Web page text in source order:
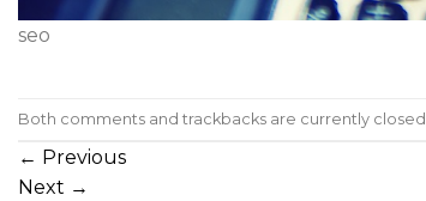
seo
Both comments and trackbacks are currently closed.
← Previous
Next →